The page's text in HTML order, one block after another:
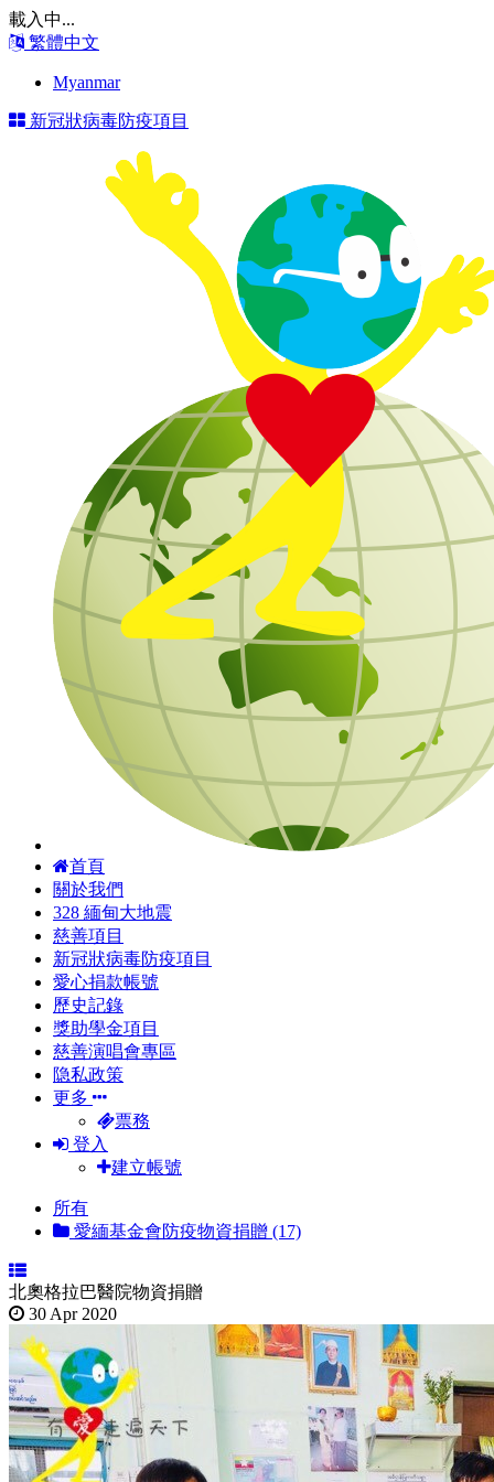
載入中...
繁體中文
Myanmar
新冠狀病毒防疫項目
首頁
關於我們
328 緬甸大地震
慈善項目
新冠狀病毒防疫項目
愛心捐款帳號
歷史記錄
獎助學金項目
慈善演唱會專區
隐私政策
更多
票務
登入
建立帳號
所有
愛緬基金會防疫物資捐贈 (17)
北奧格拉巴醫院物資捐贈
30 Apr 2020